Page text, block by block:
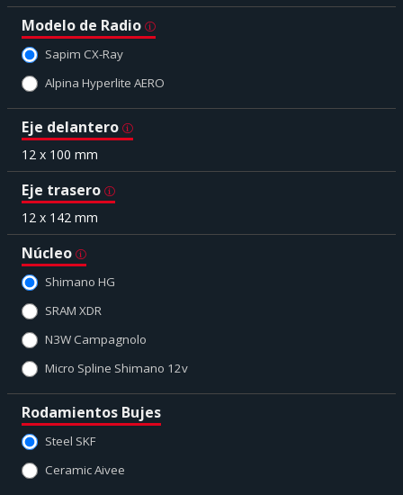
Modelo de Radio
Sapim CX-Ray
Alpina Hyperlite AERO
Eje delantero
12 x 100 mm
Eje trasero
12 x 142 mm
Núcleo
Shimano HG
SRAM XDR
N3W Campagnolo
Micro Spline Shimano 12v
Rodamientos Bujes
Steel SKF
Ceramic Aivee